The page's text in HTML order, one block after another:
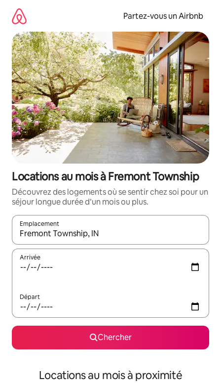
directement
contenu
Partez-vous un Airbnb
Locations au mois à Fremont Township
Découvrez des logements où se sentir chez soi pour un
séjour longue durée d’un mois ou plus.
Emplacement
Quand les résultats sont affichés, parcourez-les en utilisant
Arrivée
Départ
Chercher
Locations au mois à proximité